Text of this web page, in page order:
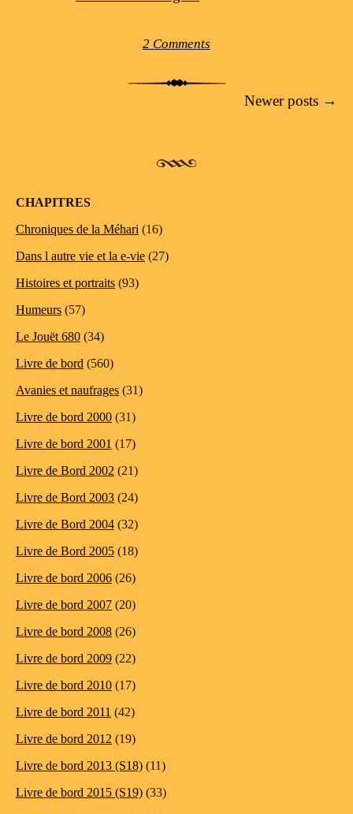
2 Comments
Newer posts →
CHAPITRES
Chroniques de la Méhari (16)
Dans l autre vie et la e-vie (27)
Histoires et portraits (93)
Humeurs (57)
Le Jouët 680 (34)
Livre de bord (560)
Avanies et naufrages (31)
Livre de bord 2000 (31)
Livre de bord 2001 (17)
Livre de Bord 2002 (21)
Livre de Bord 2003 (24)
Livre de Bord 2004 (32)
Livre de Bord 2005 (18)
Livre de bord 2006 (26)
Livre de bord 2007 (20)
Livre de bord 2008 (26)
Livre de bord 2009 (22)
Livre de bord 2010 (17)
Livre de bord 2011 (42)
Livre de bord 2012 (19)
Livre de bord 2013 (S18) (11)
Livre de bord 2015 (S19) (33)